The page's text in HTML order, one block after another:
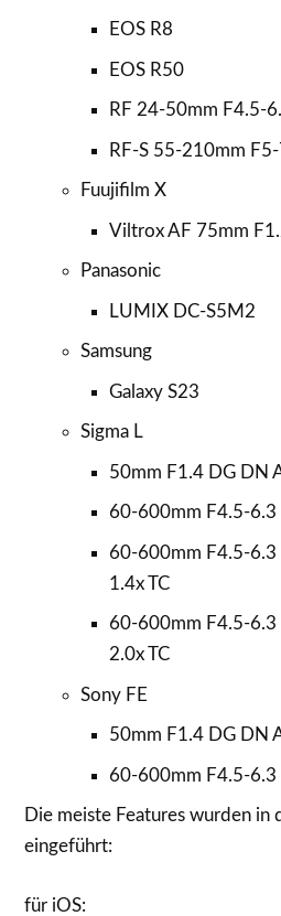
EOS R8
EOS R50
RF 24-50mm F4.5-
RF-S 55-210mm F5-
Fuujifilm X
Viltrox AF 75mm
Panasonic
LUMIX DC-S5M2
Samsung
Galaxy S23
Sigma L
50mm F1.4 DG DN
60-600mm F4.5-6.3
60-600mm F4.5-6.3
1.4x TC
60-600mm F4.5-6.3
2.0x TC
Sony FE
50mm F1.4 DG DN
60-600mm F4.5-6.3
Die meiste Features wurden in
eingeführt:
für iOS: